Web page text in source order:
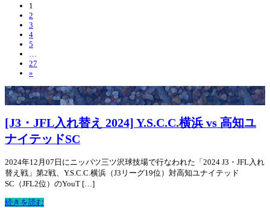
1
2
3
4
5
27
»
[J3・JFL入れ替え 2024] Y.S.C.C.横浜 vs 高知ユ
ナイテッドSC
2024年12月07日にニッパツ三ツ沢球技場で行なわれた「2024 J3・JFL入れ
替え戦」第2戦、Y.S.C.C.横浜（J3リーグ19位）対高知ユナイテッド
SC（JFL2位）のYouT […]
続きを読む